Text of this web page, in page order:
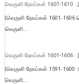
வெருளி நோய்கள் 1607-1610 :
(வெருளி நோய்கள் 1601-1606
வெருளி...
வெருளி நோய்கள் 1601-1606 :
(வெருளி நோய்கள் 1591-1600
வெருளி...